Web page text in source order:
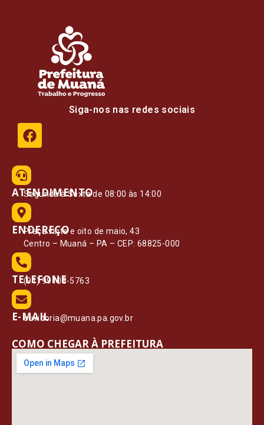
Siga-nos nas redes sociais
ATENDIMENTO
Segunda à Sexta de 08:00 às 14:00
ENDEREÇO
Praça vinte e oito de maio, 43
Centro – Muaná – PA – CEP: 68825-000
TELEFONE
(91) 99108-5763
E-MAIL
ouvidoria@muana.pa.gov.br
COMO CHEGAR À PREFEITURA